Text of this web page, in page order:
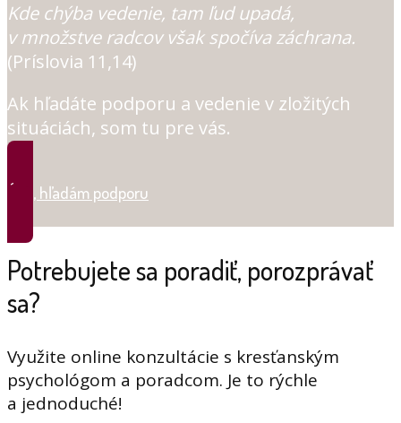
Kde chýba vedenie, tam ľud upadá,
v množstve radcov však spočíva záchrana.
(Príslovia 11,14)
Ak hľadáte podporu a vedenie v zložitých
situáciách, som tu pre vás.
Áno, hľadám podporu
Potrebujete sa poradiť, porozprávať
sa?
Využite online konzultácie s kresťanským
psychológom a poradcom. Je to rýchle
a jednoduché!